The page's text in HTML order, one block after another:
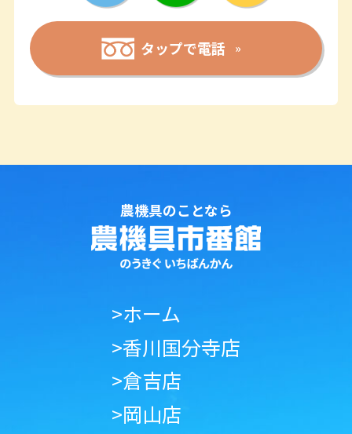
タップで電話
農機具のことなら
>ホーム
>香川国分寺店
>倉吉店
>岡山店